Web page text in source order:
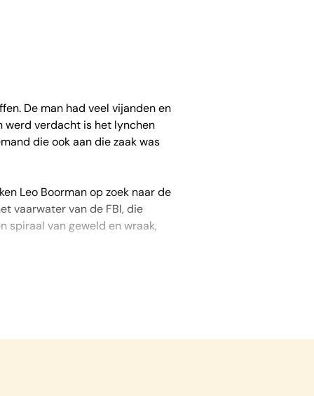
De man had veel vijanden en
werd verdacht is het lynchen
die ook aan die zaak was
Leo Boorman op zoek naar de
vaarwater van de FBI, die
spiraal van geweld en wraak,